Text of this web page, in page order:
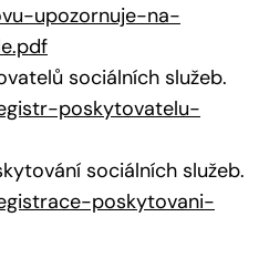
upozornuje-na-
sociálních služeb.
poskytovatelu-
sociálních služeb.
poskytovani-